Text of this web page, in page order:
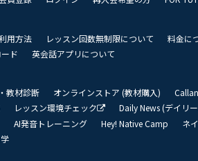
用方法 レッスン回数無制限について 料金に
ド
英会話アプリについて
教材診断 オンラインストア (教材購入)
レッスン環境チェック Daily News (デイリ
AI発音トレーニング Hey! Native Camp ネ